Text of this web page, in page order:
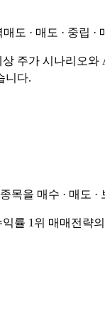
매도 · 매도 · 중립 ·
주가 시나리오
니다.
목을 매수 · 매도 ·
률 1위 매매전략